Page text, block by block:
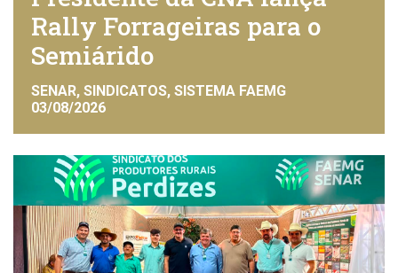
Rally Forrageiras para o
Semiárido
SENAR, SINDICATOS, SISTEMA FAEMG
03/08/2026